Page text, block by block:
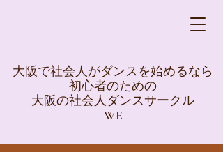
大阪で社会人がダンスを始めるなら
初心者のための
大阪の社会人ダンスサークル
WE